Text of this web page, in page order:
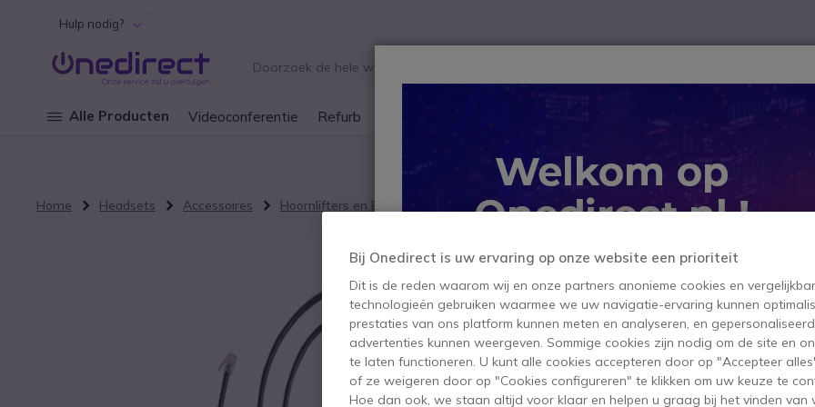
Ga naar de inhoud
Hulp nodig?
Alle Producten Videoconferentie Refurb Waarom
B2B-webshop – Minimale bestelwaarde: 300 € (excl. btw)
Home Headsets Accessoires Hoornlifters en Electronic Hook Switches Cleyver EHS kabel voor Cisco
Cleyver
SKU ODEHSCI2 // Referentie
Electronic Hook Switch
29,95 € ex. BTW 36,24
Aantal
IN
Bij Onedirect is uw ervaring op onze website een prioriteit
Dit is de reden waarom wij en onze partners anonieme cookies en
technologieën gebruiken waarmee we uw navigatie-ervaring kunnen
prestaties van ons platform kunnen meten en analyseren, en
advertenties kunnen weergeven. Sommige cookies zijn nodig om de site en
te laten functioneren. U kunt alle cookies accepteren door op "Accepteer
of ze weigeren door op "Cookies configureren" te klikken om uw keuze te
Hoe dan ook, we staan altijd voor klaar en helpen u graag bij het vinden van